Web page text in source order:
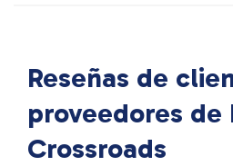
Reseñas de
proveedores
Crossroads